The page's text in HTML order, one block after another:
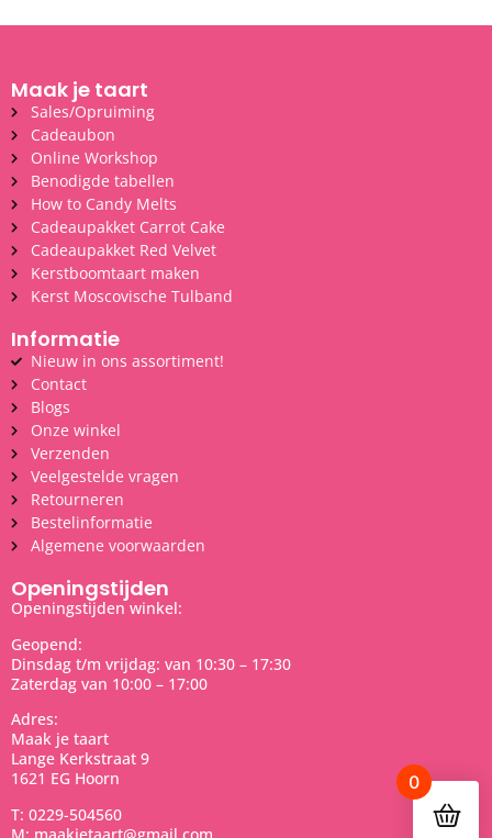
Maak je taart
Sales/Opruiming
Cadeaubon
Online Workshop
Benodigde tabellen
How to Candy Melts
Cadeaupakket Carrot Cake
Cadeaupakket Red Velvet
Kerstboomtaart maken
Kerst Moscovische Tulband
Informatie
Nieuw in ons assortiment!
Contact
Blogs
Onze winkel
Verzenden
Veelgestelde vragen
Retourneren
Bestelinformatie
Algemene voorwaarden
Openingstijden
Openingstijden winkel:
Geopend:
Dinsdag t/m vrijdag: van 10:30 – 17:30
Zaterdag van 10:00 – 17:00
Adres:
Maak je taart
Lange Kerkstraat 9
1621 EG Hoorn
T: 0229-504560
M: maakjetaart@gmail.com
0